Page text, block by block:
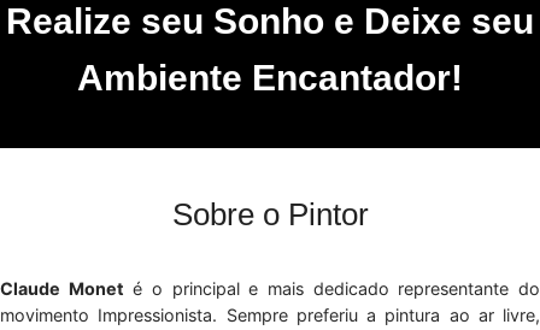
Realize seu Sonho e Deixe seu
Ambiente Encantador!
Sobre o Pintor
Claude Monet é o principal e mais dedicado representante do
movimento Impressionista. Sempre preferiu a pintura ao ar livre,